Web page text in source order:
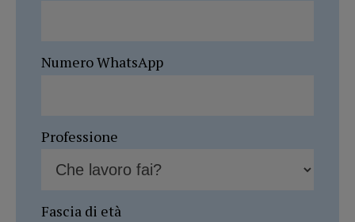
Numero WhatsApp
Professione
Fascia di età